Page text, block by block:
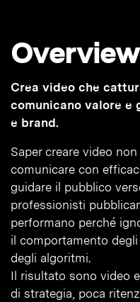
Crea video che
comunicano valore e
e brand.
Saper creare video
comunicare con
guidare il pubblico
professionisti
performano perché
il comportamento
degli algoritmi.
Il risultato sono video
di strategia, poca